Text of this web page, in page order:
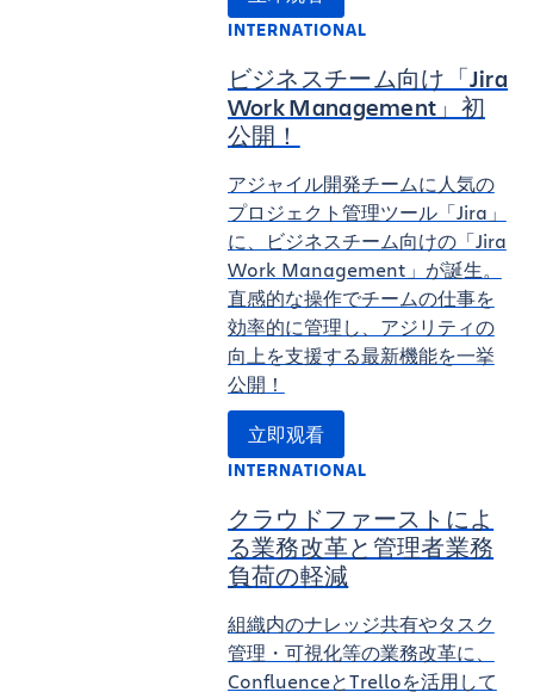
INTERNATIONAL
ビジネスチーム向け「Jira
Work Management」初
公開！
アジャイル開発チームに人気の
プロジェクト管理ツール「Jira」
に、ビジネスチーム向けの「Jira
Work Management」が誕生。
直感的な操作でチームの仕事を
効率的に管理し、アジリティの
向上を支援する最新機能を一挙
公開！
立即观看
INTERNATIONAL
クラウドファーストによ
る業務改革と管理者業務
負荷の軽減
組織内のナレッジ共有やタスク
管理・可視化等の業務改革に、
ConfluenceとTrelloを活用して